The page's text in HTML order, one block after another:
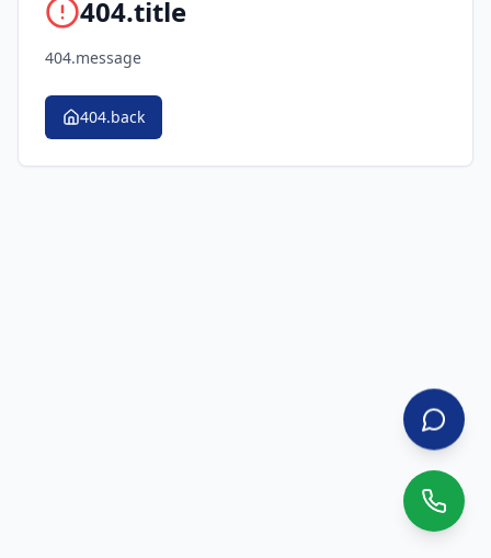
404.title
404.message
404.back